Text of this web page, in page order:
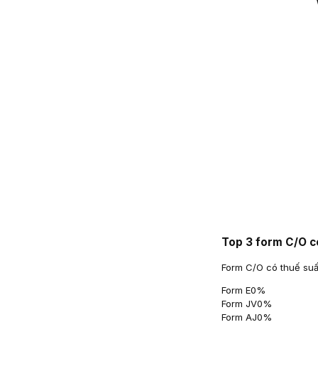
Top 3 form C/O
Form C/O có thuế
Form E0%
Form JV0%
Form AJ0%